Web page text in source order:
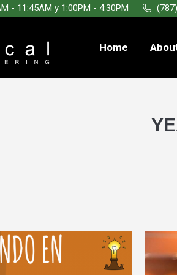
- 11:45AM y 1:00PM - 4:30PM
Home